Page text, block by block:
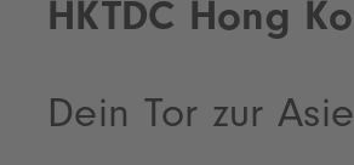
HKTDC Hong
Dein Tor zur